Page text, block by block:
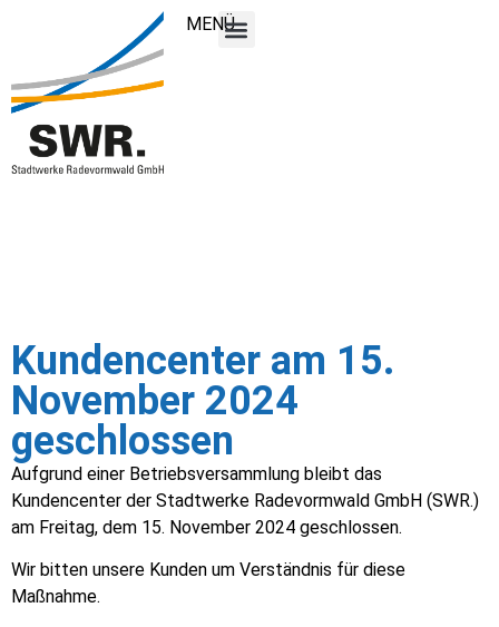
MENÜ
Kundencenter am 15.
November 2024
geschlossen
Aufgrund einer Betriebsversammlung bleibt das
Kundencenter der Stadtwerke Radevormwald GmbH (SWR.)
am Freitag, dem 15. November 2024 geschlossen.
Wir bitten unsere Kunden um Verständnis für diese
Maßnahme.